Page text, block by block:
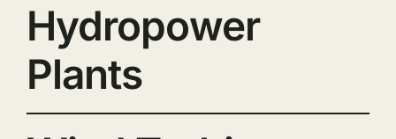
Hydropower
Plants